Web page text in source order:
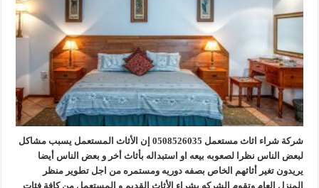
شركة شراء اثاث مستعمل 0508526035 إن الأثاث المستعمل يسبب مشاكل
لبعض الناس نظرا لصعوبه بيعه او استبداله بأثاث أخر و بعض الناس أيضا
يريدون تغير أثاثهم الخاص بصفه دوريه ومستمره من اجل تطوير منظر
المنزل العام وتقوم الشركه بشراء الأثاث القديم و المستعمل من كافة فئات